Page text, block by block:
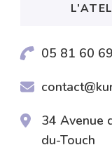
05 81 60
34 Avenue
du-Touch